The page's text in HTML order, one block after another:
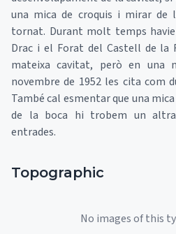
una mica de croquis i mirar de
tornat. Durant molt temps
Drac i el Forat del Castell de la
mateixa cavitat, però en una
novembre de 1952 les cita com
També cal esmentar que una
de la boca hi trobem un
entrades.
Topographic
No images of this